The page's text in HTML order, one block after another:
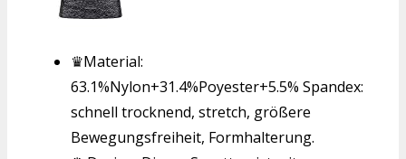
♛Material:
63.1%Nylon+31.4%Poyester+5.5% Spandex:
schnell trocknend, stretch, größere
Bewegungsfreiheit, Formhalterung.